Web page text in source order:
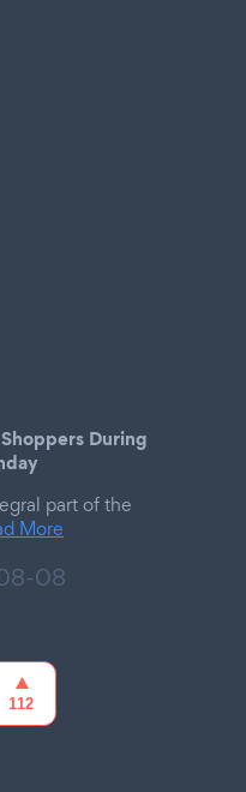
During
part of the
More
08